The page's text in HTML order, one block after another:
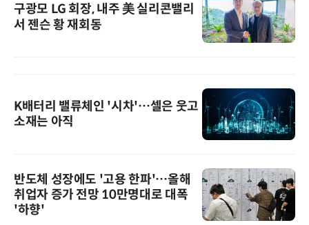
구광모 LG 회장, 내주 美 실리콘밸리
서 젠슨 황 재회동
K배터리 밸류체인 '시차'…셀은 웃고
소재는 아직
반도체 성장에도 '고용 한파'…올해
취업자 증가 전망 10만명대로 대폭
'하향'